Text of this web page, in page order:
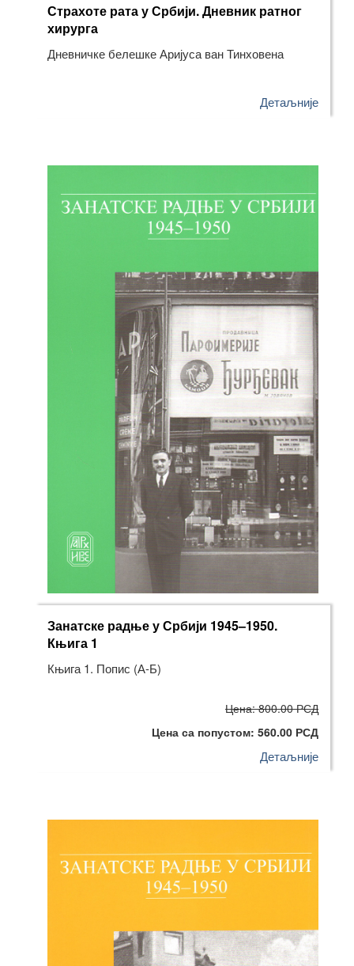
Страхоте рата у Србији. Дневник ратног
хирурга
Дневничке белешке Аријуса ван Тинховена
Детаљније
Занатске радње у Србији 1945–1950.
Књига 1
Књига 1. Попис (А-Б)
Цена: 800.00 РСД
Цена са попустом: 560.00 РСД
Детаљније